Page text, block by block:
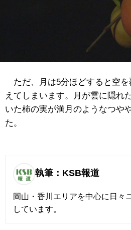
ただ、月は5分ほどすると空を
えてしまいます。月が雲に隠れ
いた柿の実が満月のようなつや
た。
執筆：KSB報道
岡山・香川エリアを中心に日々
しています。